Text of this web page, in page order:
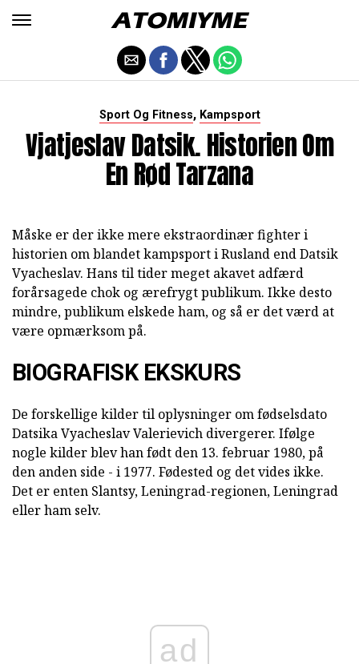
Sport Og Fitness, Kampsport
Vjatjeslav Datsik. Historien Om
En Rød Tarzana
Måske er der ikke mere ekstraordinær fighter i
historien om blandet kampsport i Rusland end Datsik
Vyacheslav. Hans til tider meget akavet adfærd
forårsagede chok og ærefrygt publikum. Ikke desto
mindre, publikum elskede ham, og så er det værd at
være opmærksom på.
BIOGRAFISK EKSKURS
De forskellige kilder til oplysninger om fødselsdato
Datsika Vyacheslav Valerievich divergerer. Ifølge
nogle kilder blev han født den 13. februar 1980, på
den anden side - i 1977. Fødested og det vides ikke.
Det er enten Slantsy, Leningrad-regionen, Leningrad
eller ham selv.
ad